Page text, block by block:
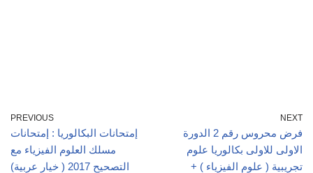
PREVIOUS
إمتحانات البكالوريا : إمتحانات
مسلك العلوم الفيزياء مع
التصحيح 2017 ( خيار عربية)
NEXT
فرض محروس رقم 2 الدورة
الاولى للاولى بكالوريا علوم
تجريبية ( علوم الفيزياء ) +